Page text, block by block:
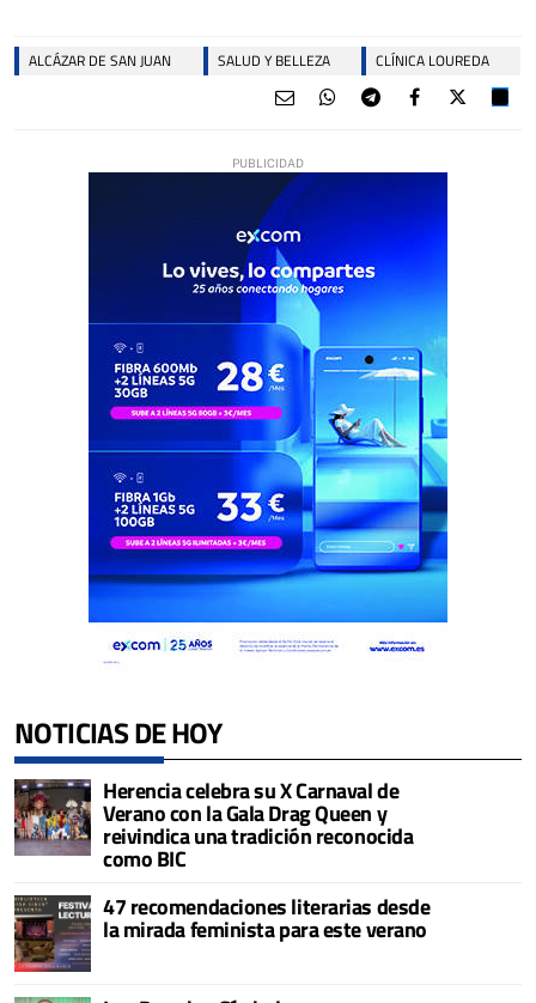
ALCÁZAR DE SAN JUAN SALUD Y BELLEZA CLÍNICA LOUREDA
NOTICIAS DE HOY
Herencia celebra su X Carnaval de
Verano con la Gala Drag Queen y
reivindica una tradición reconocida
como BIC
47 recomendaciones literarias desde
la mirada feminista para este verano